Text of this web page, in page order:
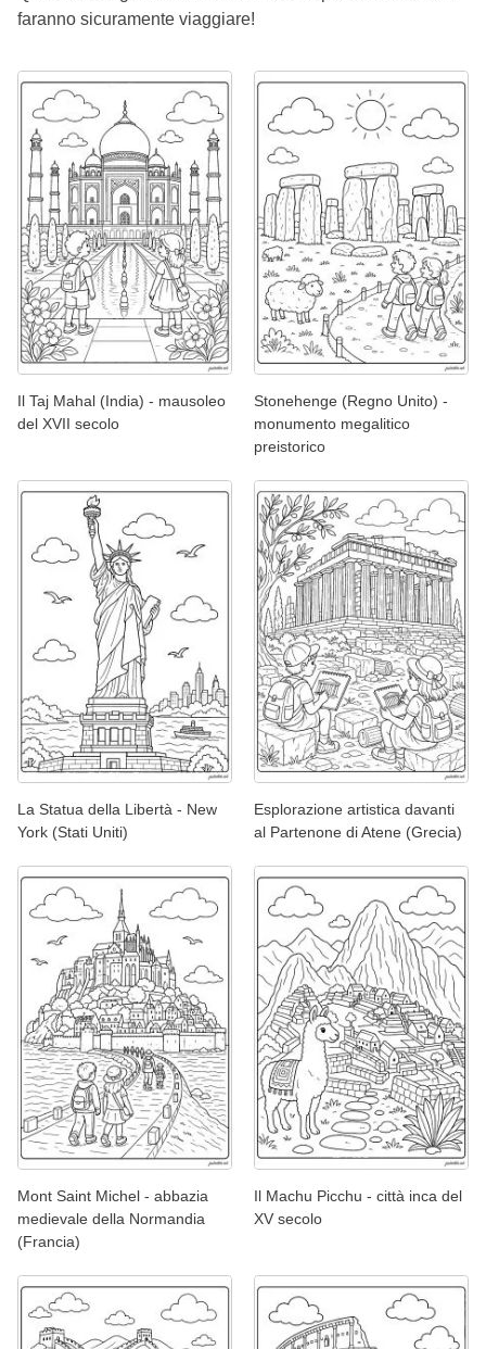
faranno sicuramente viaggiare!
Il Taj Mahal (India) - mausoleo
del XVII secolo
Stonehenge (Regno Unito) -
monumento megalitico
preistorico
La Statua della Libertà - New
York (Stati Uniti)
Esplorazione artistica davanti
al Partenone di Atene (Grecia)
Mont Saint Michel - abbazia
medievale della Normandia
(Francia)
Il Machu Picchu - città inca del
XV secolo